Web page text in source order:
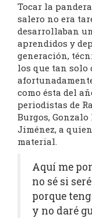
Tocar la
salero no era
desarrollaban
aprendidos y
generación,
los que tan solo
como ésta del
periodistas de
Burgos, Gonzalo
Jiménez, a
material.
Aquí me
no sé si
porque
y no daré